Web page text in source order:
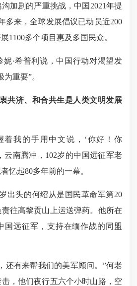
剧的严重挑战，中国2021年提
多来，全球发展倡议已动员近200
1100多个项目惠及多国民众。
·希普利说，中国行动对渴望发
重要”。
共济、和合共生是人类文明发展
我的手用中文说，‘你好！你
云南腾冲，102岁的中国远征军老
忆起80多年前的一幕。
头的何绍从是国民革命军第20
往高黎贡山上运送弹药。他所在
国远征军，支持在缅作战的同盟
有来帮我们的美军顾问。”何老
，他们夜行五六个小时山路，空